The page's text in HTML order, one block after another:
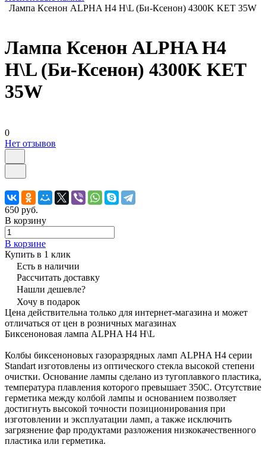
Лампа Ксенон ALPHA H4 H\L (Би-Ксенон) 4300K KET 35W
Лампа Ксенон ALPHA H4
H\L (Би-Ксенон) 4300K KET
35W
0
Нет отзывов
650 руб.
В корзину
В корзине
Купить в 1 клик
Есть в наличии
Рассчитать доставку
Нашли дешевле?
Хочу в подарок
Цена действительна только для интернет-магазина и может
отличаться от цен в розничных магазинах
Биксеноновая лампа ALPHA H4 H\L
Колбы биксеноновых газоразрядных ламп ALPHA H4 серии
Standart изготовлены из оптического стекла высокой степени
очистки. Основание лампы сделано из тугоплавкого пластика,
температура плавления которого превышает 350С. Отсутствие
герметика между колбой лампы и основанием позволяет
достигнуть высокой точности позиционирования при
изготовлении и эксплуатации ламп, а также исключить
загрязнение фар продуктами разложения низкокачественного
пластика или герметика.